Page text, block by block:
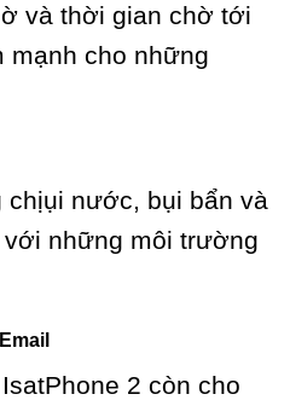
và thời gian chờ tới
mạnh cho những
chịụi nước, bụi bẩn và
những môi trường
2 còn cho